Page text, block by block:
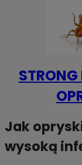
Jak
wysoką